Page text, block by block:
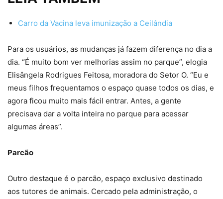
Carro da Vacina leva imunização a Ceilândia
Para os usuários, as mudanças já fazem diferença no dia a
dia. “É muito bom ver melhorias assim no parque”, elogia
Elisângela Rodrigues Feitosa, moradora do Setor O. “Eu e
meus filhos frequentamos o espaço quase todos os dias, e
agora ficou muito mais fácil entrar. Antes, a gente
precisava dar a volta inteira no parque para acessar
algumas áreas”.
Parcão
Outro destaque é o parcão, espaço exclusivo destinado
aos tutores de animais. Cercado pela administração, o